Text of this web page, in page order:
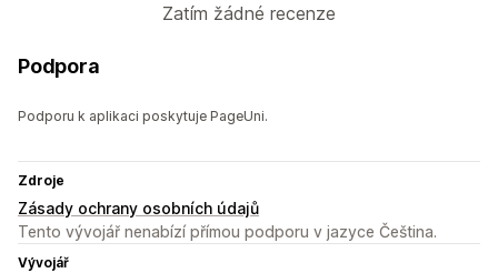
Zatím žádné recenze
Podpora
Podporu k aplikaci poskytuje PageUni.
Zdroje
Zásady ochrany osobních údajů
Tento vývojář nenabízí přímou podporu v jazyce Čeština.
Vývojář